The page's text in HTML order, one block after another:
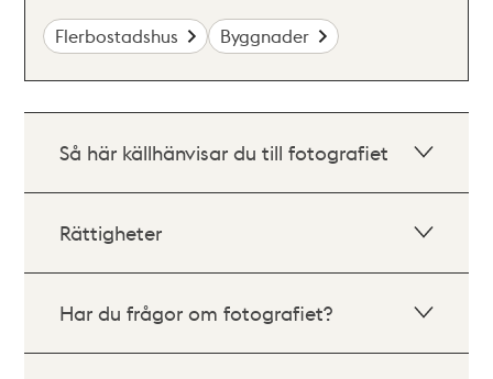
Flerbostadshus Byggnader
Så här källhänvisar du till fotografiet
Rättigheter
Har du frågor om fotografiet?